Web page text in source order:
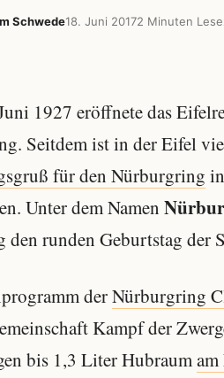
Schwede18. Juni 20172 Minuten
1927 eröffnete das
Seitdem ist in der Eifel
für den Nürburgring
Unter dem Namen
den runden Geburtstag der
derNürburgring
Kampf der
bis 1,3 Liter Hubraum